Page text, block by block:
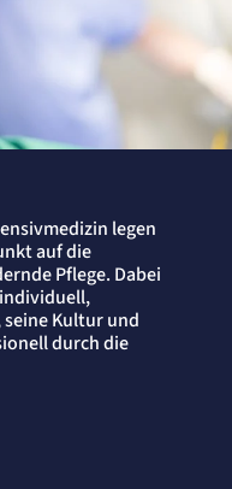
legen
auf die
Pflege. Dabei
Kultur und
durch die
der Nutzer
Webseite.